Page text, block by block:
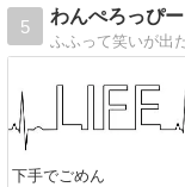
5
わんぺろっぴ
ふふって笑いが出
下手でごめん